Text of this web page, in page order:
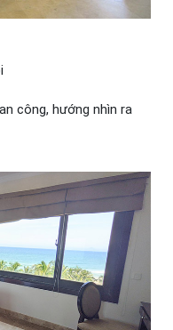
công, hướng nhìn ra